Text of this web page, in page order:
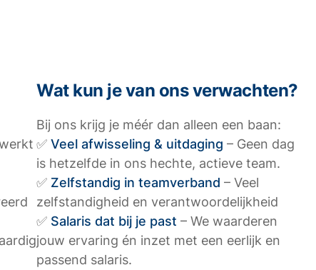
Wat kun je van ons verwachten?
Bij ons krijg je méér dan alleen een baan:
✅ Veel afwisseling & uitdaging – Geen dag
is hetzelfde in ons hechte, actieve team.
✅ Zelfstandig in teamverband – Veel
zelfstandigheid en verantwoordelijkheid
✅ Salaris dat bij je past – We waarderen
jouw ervaring én inzet met een eerlijk en
passend salaris.